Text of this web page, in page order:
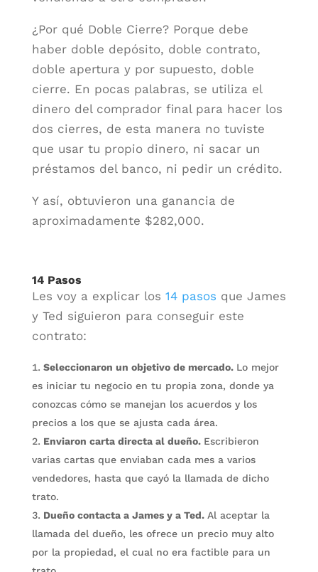
¿Por qué Doble Cierre? Porque debe
haber doble depósito, doble contrato,
doble apertura y por supuesto, doble
cierre. En pocas palabras, se utiliza el
dinero del comprador final para hacer los
dos cierres, de esta manera no tuviste
que usar tu propio dinero, ni sacar un
préstamos del banco, ni pedir un crédito.
Y así, obtuvieron una ganancia de
aproximadamente $282,000.
14 Pasos
Les voy a explicar los 14 pasos que James
y Ted siguieron para conseguir este
contrato:
Seleccionaron un objetivo de mercado. Lo mejor
es iniciar tu negocio en tu propia zona, donde ya
conozcas cómo se manejan los acuerdos y los
precios a los que se ajusta cada área.
Enviaron carta directa al dueño. Escribieron
varias cartas que enviaban cada mes a varios
vendedores, hasta que cayó la llamada de dicho
trato.
Dueño contacta a James y a Ted. Al aceptar la
llamada del dueño, les ofrece un precio muy alto
por la propiedad, el cual no era factible para un